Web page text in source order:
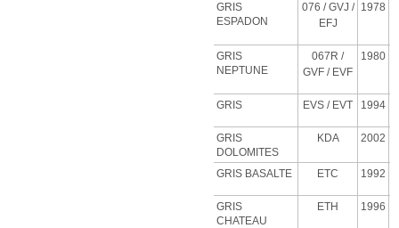
GRIS
ESPADON
076 / GVJ /
EFJ
1978
GRIS
NEPTUNE
067R /
GVF / EVF
1980
GRIS EVS / EVT 1994
GRIS
DOLOMITES
KDA 2002
GRIS BASALTE ETC 1992
GRIS
CHATEAU
ETH 1996